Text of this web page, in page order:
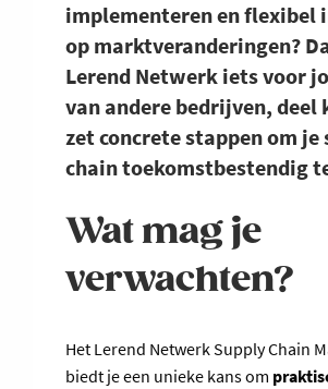
implementeren en flexibel
op marktveranderingen?
Lerend Netwerk iets voor
van andere bedrijven, deel
zet concrete stappen om je
chain toekomstbestendig
Wat mag je
verwachten?
Het Lerend Netwerk Supply Chain
biedt je een unieke kans om